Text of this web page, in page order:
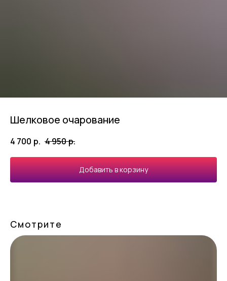
Шелковое очарование
4 700 р. 4 950р.
Добавить в корзину
Смотрите